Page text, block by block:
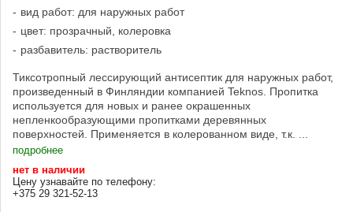
вид работ: для наружных работ
цвет: прозрачный, колеровка
разбавитель: растворитель
Тиксотропный лессирующий антисептик для наружных работ,
произведенный в Финляндии компанией Teknos. Пропитка
используется для новых и ранее окрашенных
непленкообразующими пропитками деревянных
поверхностей. Применяется в колерованном виде, т.к. ...
подробнее
нет в наличии
Цену узнавайте по телефону:
+375 29 321-52-13